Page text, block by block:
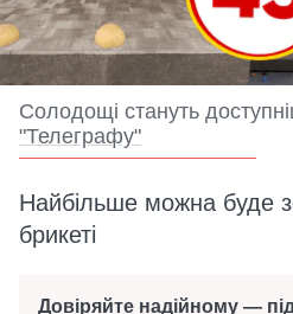
Солодощі стануть
"Телеграфу"
Найбільше можна буде
брикеті
Довіряйте надійному —